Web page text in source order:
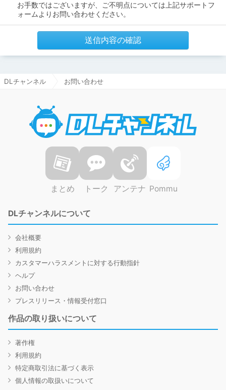
お手数ではございますが、ご不明点については上記サポートフ
ォームよりお問い合わせください。
送信内容の確認
DLチャンネル お問い合わせ
まとめ トーク アンテナ Pommu
DLチャンネルについて
会社概要
利用規約
カスタマーハラスメントに対する行動指針
ヘルプ
お問い合わせ
プレスリリース・情報受付窓口
作品の取り扱いについて
著作権
利用規約
特定商取引法に基づく表示
個人情報の取扱いについて